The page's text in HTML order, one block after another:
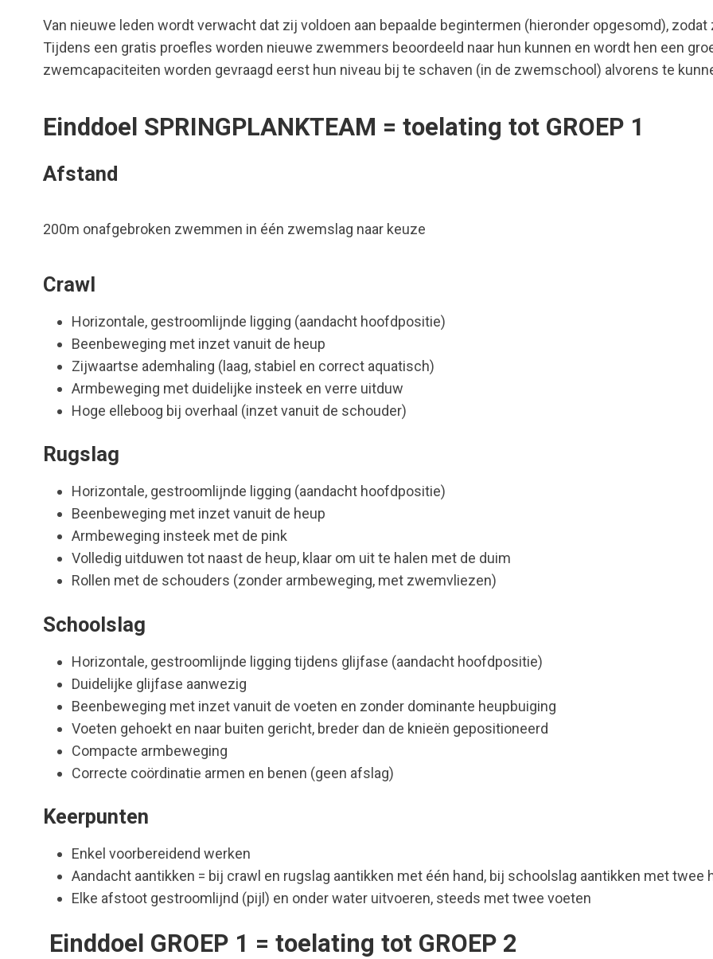
Van nieuwe leden wordt verwacht dat zij voldoen aan bepaalde begintermen (hieronder opgesomd),
Tijdens een gratis proefles worden nieuwe zwemmers beoordeeld naar hun kunnen en wordt hen een
zwemcapaciteiten worden gevraagd eerst hun niveau bij te schaven (in de zwemschool) alvorens te
Einddoel SPRINGPLANKTEAM = toelating tot GROEP 1
Afstand
200m onafgebroken zwemmen in één zwemslag naar keuze
Crawl
Horizontale, gestroomlijnde ligging (aandacht hoofdpositie)
Beenbeweging met inzet vanuit de heup
Zijwaartse ademhaling (laag, stabiel en correct aquatisch)
Armbeweging met duidelijke insteek en verre uitduw
Hoge elleboog bij overhaal (inzet vanuit de schouder)
Rugslag
Horizontale, gestroomlijnde ligging (aandacht hoofdpositie)
Beenbeweging met inzet vanuit de heup
Armbeweging insteek met de pink
Volledig uitduwen tot naast de heup, klaar om uit te halen met de duim
Rollen met de schouders (zonder armbeweging, met zwemvliezen)
Schoolslag
Horizontale, gestroomlijnde ligging tijdens glijfase (aandacht hoofdpositie)
Duidelijke glijfase aanwezig
Beenbeweging met inzet vanuit de voeten en zonder dominante heupbuiging
Voeten gehoekt en naar buiten gericht, breder dan de knieën gepositioneerd
Compacte armbeweging
Correcte coördinatie armen en benen (geen afslag)
Keerpunten
Enkel voorbereidend werken
Aandacht aantikken = bij crawl en rugslag aantikken met één hand, bij schoolslag aantikken met twee
Elke afstoot gestroomlijnd (pijl) en onder water uitvoeren, steeds met twee voeten
Einddoel GROEP 1 = toelating tot GROEP 2